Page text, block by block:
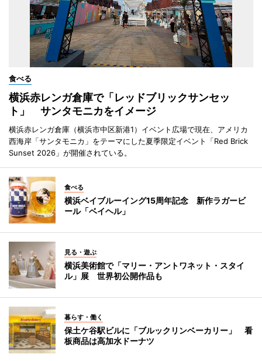
食べる
横浜赤レンガ倉庫で「レッドブリックサンセッ
ト」 サンタモニカをイメージ
横浜赤レンガ倉庫（横浜市中区新港1）イベント広場で現在、アメリカ
西海岸「サンタモニカ」をテーマにした夏季限定イベント「Red Brick
Sunset 2026」が開催されている。
食べる
横浜ベイブルーイング15周年記念 新作ラガービ
ール「ベイヘル」
見る・遊ぶ
横浜美術館で「マリー・アントワネット・スタイ
ル」展 世界初公開作品も
暮らす・働く
保土ケ谷駅ビルに「ブルックリンベーカリー」 看
板商品は高加水ドーナツ